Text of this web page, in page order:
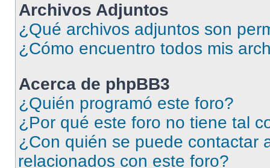
Archivos Adjuntos
¿Qué archivos adjuntos son
¿Cómo encuentro todos mis
Acerca de phpBB3
¿Quién programó este foro?
¿Por qué este foro no tiene tal
¿Con quién se puede contactar
relacionados con este foro?